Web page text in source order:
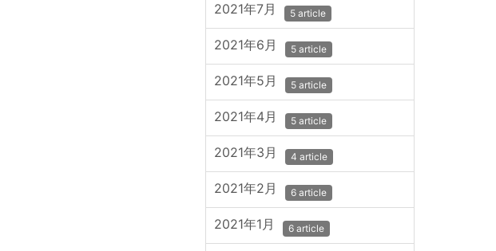
2021年7月 5 article
2021年6月 5 article
2021年5月 5 article
2021年4月 5 article
2021年3月 4 article
2021年2月 6 article
2021年1月 6 article